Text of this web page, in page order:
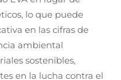
lo que puede
en las cifras de
ambiental
sostenibles,
en la lucha contra el